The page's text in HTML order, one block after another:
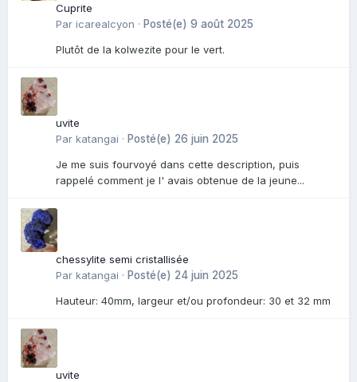
Cuprite
Par icarealcyon · Posté(e) 9 août 2025
Plutôt de la kolwezite pour le vert.
uvite
Par katangai · Posté(e) 26 juin 2025
Je me suis fourvoyé dans cette description, puis
rappelé comment je l' avais obtenue de la jeune...
chessylite semi cristallisée
Par katangai · Posté(e) 24 juin 2025
Hauteur: 40mm, largeur et/ou profondeur: 30 et 32 mm
uvite